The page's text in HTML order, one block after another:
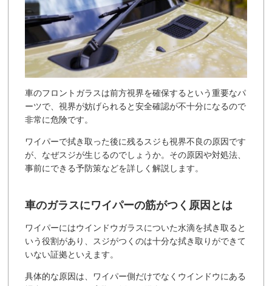
車のフロントガラスは前方視界を確保するという重要なパ
ーツで、視界が妨げられると安全確認が不十分になるので
非常に危険です。
ワイパーで拭き取った後に残るスジも視界不良の原因です
が、なぜスジが生じるのでしょうか。その原因や対処法、
事前にできる予防策などを詳しく解説します。
車のガラスにワイパーの筋がつく原因とは
ワイパーにはウインドウガラスについた水滴を拭き取ると
いう役割があり、スジがつくのは十分な拭き取りができて
いない証拠といえます。
具体的な原因は、ワイパー側だけでなくウインドウにある